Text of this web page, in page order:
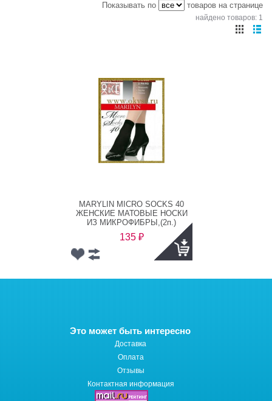
Показывать по товаров на странице
найдено товаров: 1
MARYLIN MICRO SOCKS 40
ЖЕНСКИЕ МАТОВЫЕ НОСКИ
ИЗ МИКРОФИБРЫ,(2п.)
135 ₽
Это может быть интересно
Доставка
Оплата
Отзывы
Контактная информация